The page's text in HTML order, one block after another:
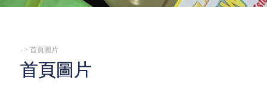
‧ > 首頁圖片
首頁圖片